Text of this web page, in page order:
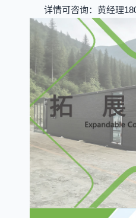
详情可咨询：黄经理